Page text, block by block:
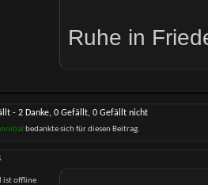
Ruhe in
- 2 Danke, 0 Gefällt, 0 Gefällt nicht
bedankte sich für diesen Beitrag.